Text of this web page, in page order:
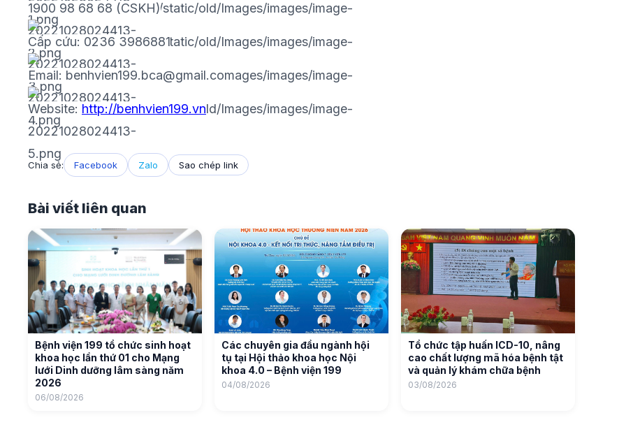
1900 98 68 68 (CSKH)
Cấp cứu: 0236 3986881
Email: benhvien199.bca@gmail.com
Website: http://benhvien199.vn
Chia sẻ: Facebook Zalo Sao chép link
Bài viết liên quan
Bệnh viện 199 tổ chức sinh hoạt
khoa học lần thứ 01 cho Mạng
lưới Dinh dưỡng lâm sàng năm
2026
06/08/2026
Các chuyên gia đầu ngành hội
tụ tại Hội thảo khoa học Nội
khoa 4.0 – Bệnh viện 199
04/08/2026
Tổ chức tập huấn ICD-10, nâng
cao chất lượng mã hóa bệnh tật
và quản lý khám chữa bệnh
03/08/2026